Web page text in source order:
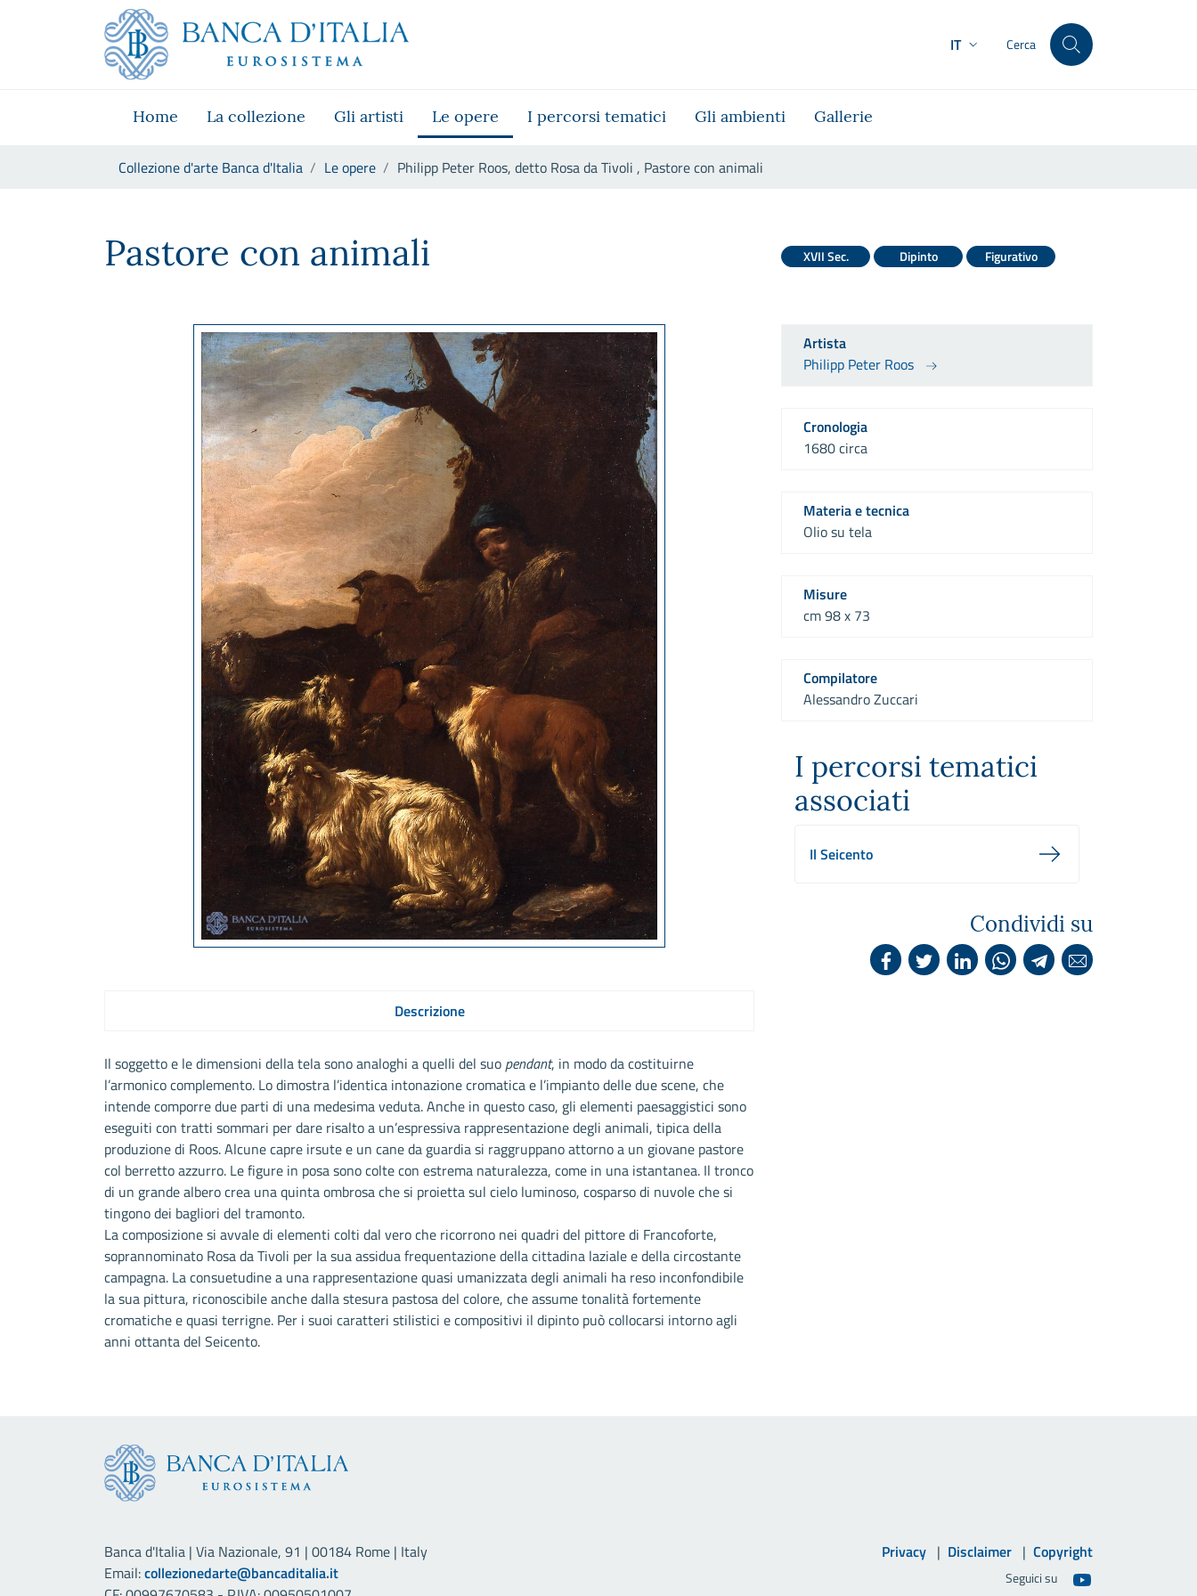
Skip to Main Content
Vai al sito istituzionale
Vai al menu di navigazione
Vai alla ricerca
Vai ai contenuti
IT Cerca
Home La collezione Gli artisti Le opere I percorsi tematici Gli ambienti Gallerie
Collezione d'arte Banca d'Italia Le opere Philipp Peter Roos, detto Rosa da Tivoli , Pastore con animali
Pastore con animali XVII Sec. Dipinto Figurativo
Descrizione
Il soggetto e le dimensioni della tela sono analoghi a quelli del suo pendant, in modo da costituirne
l’armonico complemento. Lo dimostra l’identica intonazione cromatica e l’impianto delle due scene, che
intende comporre due parti di una medesima veduta. Anche in questo caso, gli elementi paesaggistici sono
eseguiti con tratti sommari per dare risalto a un’espressiva rappresentazione degli animali, tipica della
produzione di Roos. Alcune capre irsute e un cane da guardia si raggruppano attorno a un giovane pastore
col berretto azzurro. Le figure in posa sono colte con estrema naturalezza, come in una istantanea. Il tronco
di un grande albero crea una quinta ombrosa che si proietta sul cielo luminoso, cosparso di nuvole che si
tingono dei bagliori del tramonto.
La composizione si avvale di elementi colti dal vero che ricorrono nei quadri del pittore di Francoforte,
soprannominato Rosa da Tivoli per la sua assidua frequentazione della cittadina laziale e della circostante
campagna. La consuetudine a una rappresentazione quasi umanizzata degli animali ha reso inconfondibile
la sua pittura, riconoscibile anche dalla stesura pastosa del colore, che assume tonalità fortemente
cromatiche e quasi terrigne. Per i suoi caratteri stilistici e compositivi il dipinto può collocarsi intorno agli
anni ottanta del Seicento.
Artista
Philipp Peter Roos
Cronologia
1680 circa
Materia e tecnica
Olio su tela
Misure
cm 98 x 73
Compilatore
Alessandro Zuccari
I percorsi tematici
associati
Il Seicento
Condividi su
Banca d'Italia | Via Nazionale, 91 | 00184 Rome | Italy
Email:collezionedarte@bancaditalia.it
Privacy Disclaimer Copyright
Seguici su